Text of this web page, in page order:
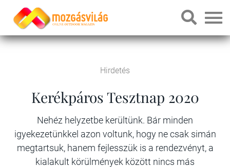
Hirdetés
Kerékpáros Tesztnap 2020
Nehéz helyzetbe kerültünk. Bár minden
igyekezetünkkel azon voltunk, hogy ne csak simán
megtartsuk, hanem fejlesszük is a rendezvényt, a
kialakult körülmények között nincs más